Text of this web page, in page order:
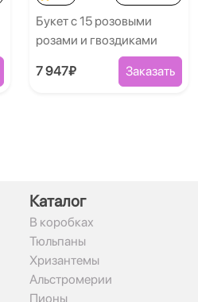
Букет с 15 розовыми
розами и гвоздиками
7 947₽ Заказать
Каталог
В коробках
Тюльпаны
Хризантемы
Альстромерии
Пионы